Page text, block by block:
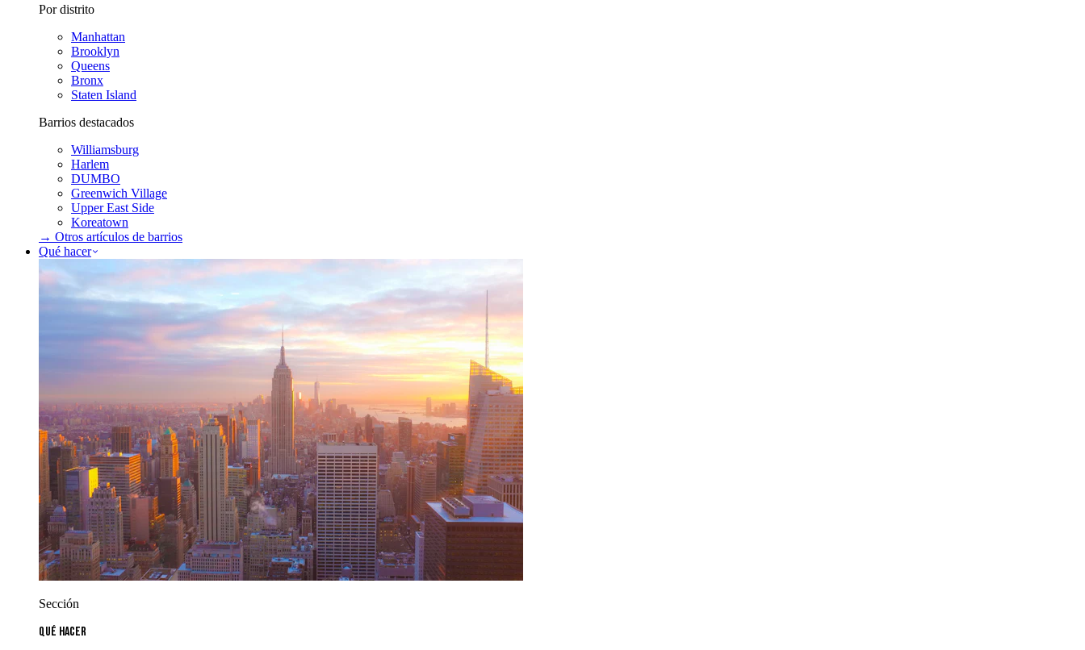
Por distrito
Manhattan
Brooklyn
Queens
Bronx
Staten Island
Barrios destacados
Williamsburg
Harlem
DUMBO
Greenwich Village
Upper East Side
Koreatown
→ Otros artículos de barrios
Qué hacer
Sección
Qué hacer